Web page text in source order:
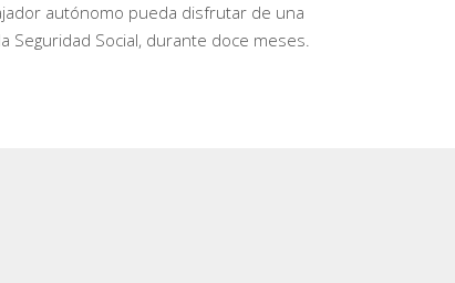
autónomo pueda disfrutar de una
Seguridad Social, durante doce meses.